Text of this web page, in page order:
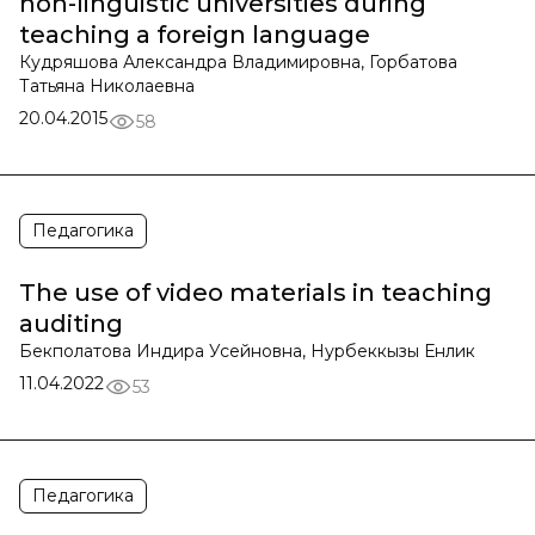
teaching a foreign language
Кудряшова Александра Владимировна, Горбатова
Татьяна Николаевна
20.04.2015
58
Педагогика
The use of video materials in teaching
auditing
Бекполатова Индира Усейновна, Нурбеккызы Енлик
11.04.2022
53
Педагогика